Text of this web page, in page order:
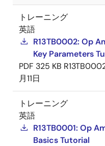
トレーニング
英語
R13TB0002: Op
Key Parameters
PDF 325 KB
月11日
トレーニング
英語
R13TB0001: Op
Basics Tutorial